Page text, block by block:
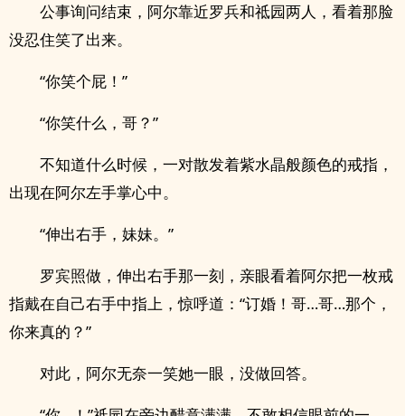
公事询问结束，阿尔靠近罗兵和祗园两人，看着那脸
没忍住笑了出来。
“你笑个屁！”
“你笑什么，哥？”
不知道什么时候，一对散发着紫水晶般颜色的戒指，
出现在阿尔左手掌心中。
“伸出右手，妹妹。”
罗宾照做，伸出右手那一刻，亲眼看着阿尔把一枚戒
指戴在自己右手中指上，惊呼道：“订婚！哥…哥…那个，
你来真的？”
对此，阿尔无奈一笑她一眼，没做回答。